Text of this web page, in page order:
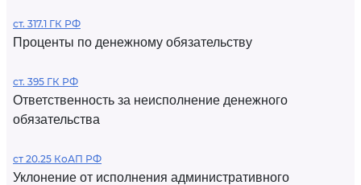
ст. 317.1 ГК РФ
Проценты по денежному обязательству
ст. 395 ГК РФ
Ответственность за неисполнение денежного
обязательства
ст 20.25 КоАП РФ
Уклонение от исполнения административного